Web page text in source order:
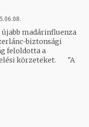
madárinfluenza
biztonsági
feloldotta a
körzeteket. "A